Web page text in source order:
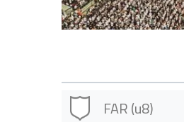
FAR (u8)